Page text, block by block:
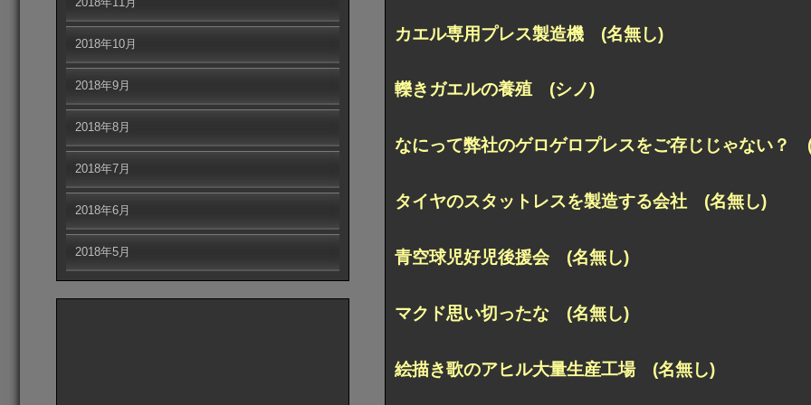
カエル専用プレス製造機 (名無し)
轢きガエルの養殖 (シノ)
なにって弊社のゲロゲロプレスをご存じじゃない？
タイヤのスタットレスを製造する会社 (名無し)
青空球児好児後援会 (名無し)
マクド思い切ったな (名無し)
絵描き歌のアヒル大量生産工場 (名無し)
2018年10月
2018年9月
2018年8月
2018年7月
2018年6月
2018年5月